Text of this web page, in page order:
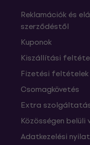
Reklamációk és
szerződéstől
Kuponok
Kiszállítási
Fizetési feltételek
Csomagkövetés
Extra
Közösségen belüli
Adatkezelési